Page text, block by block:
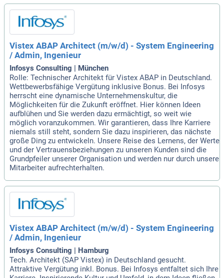
Vistex ABAP Architect (m/w/d) - System Engineering
/ Admin, Ingenieur
Infosys Consulting | München
Rolle: Technischer Architekt für Vistex ABAP in Deutschland.
Wettbewerbsfähige Vergütung inklusive Bonus. Bei Infosys
herrscht eine dynamische Unternehmenskultur, die
Möglichkeiten für die Zukunft eröffnet. Hier können Ideen
aufblühen und Sie werden dazu ermächtigt, so weit wie
möglich voranzukommen. Wir garantieren, dass Ihre Karriere
niemals still steht, sondern Sie dazu inspirieren, das nächste
große Ding zu entwickeln. Unsere Reise des Lernens, der Werte
und der Vertrauensbeziehungen zu unseren Kunden sind die
Grundpfeiler unserer Organisation und werden nur durch unsere
Mitarbeiter aufrechterhalten.
Vistex ABAP Architect (m/w/d) - System Engineering
/ Admin, Ingenieur
Infosys Consulting | Hamburg
Tech. Architekt (SAP Vistex) in Deutschland gesucht.
Attraktive Vergütung inkl. Bonus. Bei Infosys entfaltet sich Ihre